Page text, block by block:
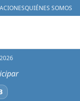
QUIÉNES SOMOS
Bluesky